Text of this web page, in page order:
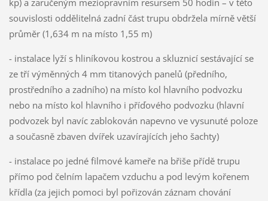
kp) a zaručeným meziopravním resursem 50 hodin – v této
souvislosti oddělitelná zadní část trupu obdržela mírně větší
průměr (1,634 m na místo 1,55 m)
- instalace lyží s hliníkovou kostrou a skluznicí sestávající se
ze tří výměnných 4 mm titanových panelů (předního,
prostředního a zadního) na místo kol hlavního podvozku
nebo na místo kol hlavního i příďového podvozku (hlavní
podvozek byl navíc zablokován napevno ve vysunuté poloze
a současně zbaven dvířek uzavírajících jeho šachty)
- instalace po jedné filmové kameře na břiše přídě trupu
přímo pod čelním lapačem vzduchu a pod levým kořenem
křídla (za jejich pomoci byl pořizován záznam chování